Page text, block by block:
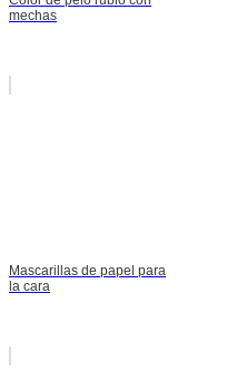
mechas
Mascarillas de papel para
la cara